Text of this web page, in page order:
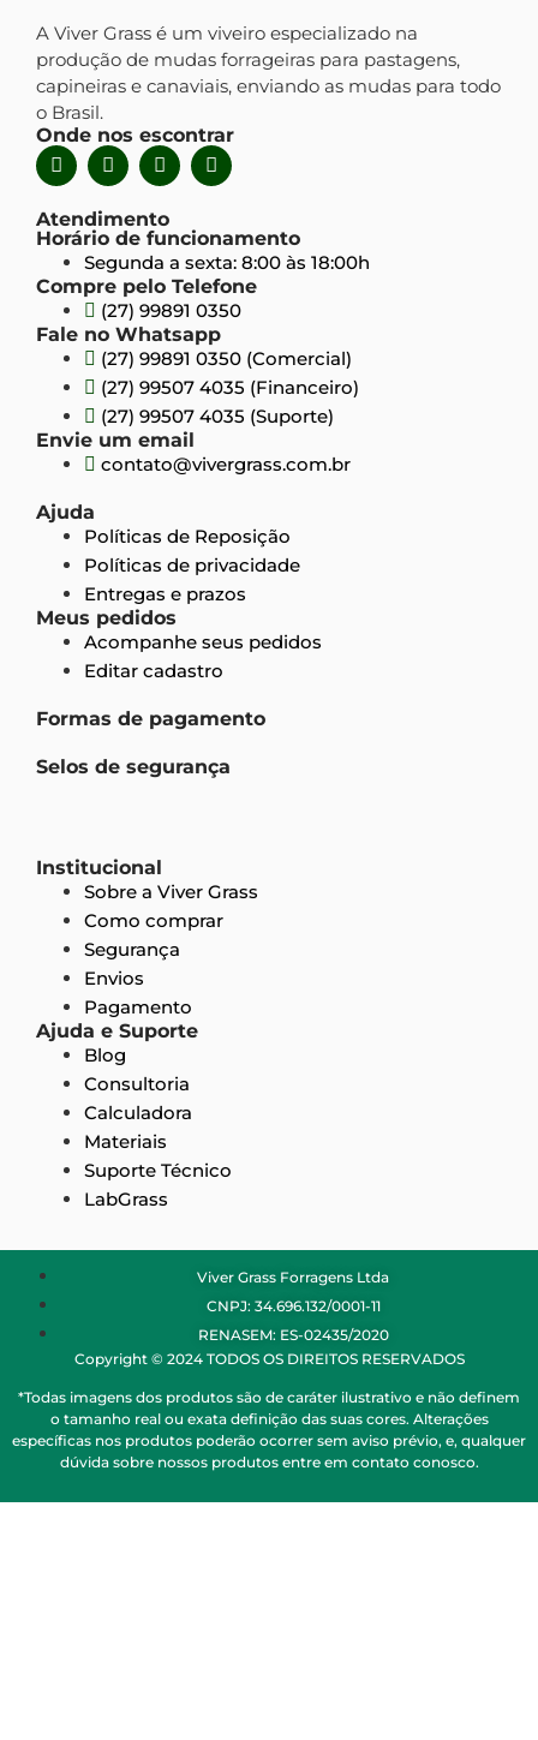
A Viver Grass é um viveiro especializado na
produção de mudas forrageiras para pastagens,
capineiras e canaviais, enviando as mudas para todo
o Brasil.
Onde nos escontrar
Atendimento
Horário de funcionamento
Segunda a sexta: 8:00 às 18:00h
Compre pelo Telefone
(27) 99891 0350
Fale no Whatsapp
(27) 99891 0350 (Comercial)
(27) 99507 4035 (Financeiro)
(27) 99507 4035 (Suporte)
Envie um email
contato@vivergrass.com.br
Ajuda
Políticas de Reposição
Políticas de privacidade
Entregas e prazos
Meus pedidos
Acompanhe seus pedidos
Editar cadastro
Formas de pagamento
Selos de segurança
Institucional
Sobre a Viver Grass
Como comprar
Segurança
Envios
Pagamento
Ajuda e Suporte
Blog
Consultoria
Calculadora
Materiais
Suporte Técnico
LabGrass
Viver Grass Forragens Ltda
CNPJ: 34.696.132/0001-11
RENASEM: ES-02435/2020
Copyright © 2024 TODOS OS DIREITOS RESERVADOS
*Todas imagens dos produtos são de caráter ilustrativo e não definem
o tamanho real ou exata definição das suas cores. Alterações
específicas nos produtos poderão ocorrer sem aviso prévio, e, qualquer
dúvida sobre nossos produtos entre em contato conosco.